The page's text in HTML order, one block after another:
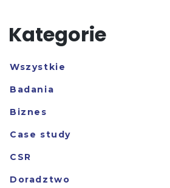
Kategorie
Wszystkie
Badania
Biznes
Case study
CSR
Doradztwo